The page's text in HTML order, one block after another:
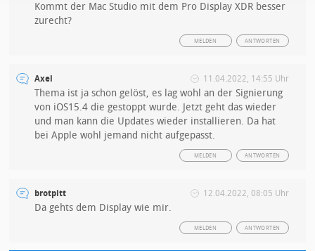
Kommt der Mac Studio mit dem Pro Display XDR besser
zurecht?
ANTWORTEN
MELDEN
Axel 11.04.2022, 14:55 Uhr
Thema ist ja schon gelöst, es lag wohl an der Signierung
von iOS15.4 die gestoppt wurde. Jetzt geht das wieder
und man kann die Updates wieder installieren. Da hat
bei Apple wohl jemand nicht aufgepasst.
ANTWORTEN
MELDEN
brotpitt 12.04.2022, 08:05 Uhr
Da gehts dem Display wie mir.
ANTWORTEN
MELDEN